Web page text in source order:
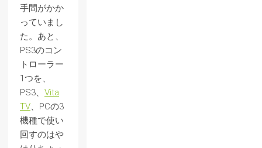
手間がかか
っていまし
た。あと、
PS3のコン
トローラー
1つを、
PS3、 Vita
TV、PCの3
機種で使い
回すのはや